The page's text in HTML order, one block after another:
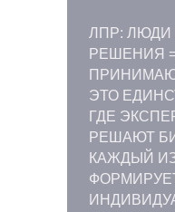
ЛПР: ЛЮДИ
РЕШЕНИЯ
ЭТО
ГДЕ
РЕШАЮТ
КАЖДЫЙ